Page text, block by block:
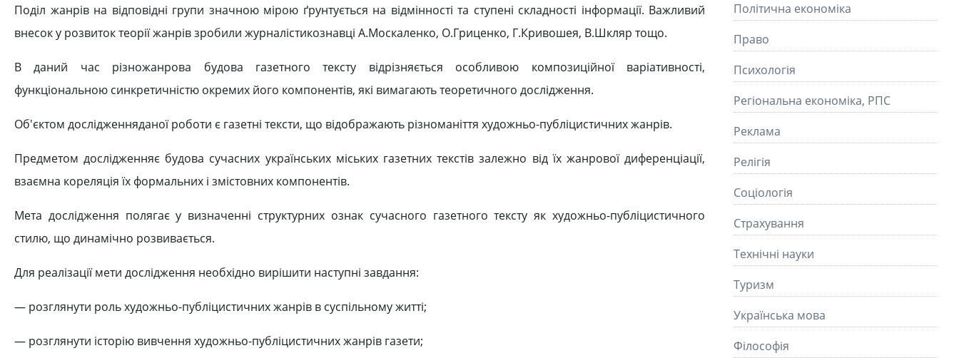
Поділ жанрів на відповідні групи значною мірою ґрунтується на відмінності та ступені складності інформації. Важливий
внесок у розвиток теорії жанрів зробили журналістикознавці А.Москаленко, О.Гриценко, Г.Кривошея, В.Шкляр тощо.
В даний час різножанрова будова газетного тексту відрізняється особливою композиційної варіативності,
функціональною синкретичністю окремих його компонентів, які вимагають теоретичного дослідження.
Об'єктом дослідженняданої роботи є газетні тексти, що відображають різноманіття художньо-публіцистичних жанрів.
Предметом дослідженняє будова сучасних українських міських газетних текстів залежно від їх жанрової диференціації,
взаємна кореляція їх формальних і змістовних компонентів.
Мета дослідження полягає у визначенні структурних ознак сучасного газетного тексту як художньо-публіцистичного
стилю, що динамічно розвивається.
Для реалізації мети дослідження необхідно вирішити наступні завдання:
― розглянути роль художньо-публіцистичних жанрів в суспільному житті;
― розглянути історію вивчення художньо-публіцистичних жанрів газети;
Політична економіка
Право
Психологія
Регіональна економіка, РПС
Реклама
Релігія
Соціологія
Страхування
Технічні науки
Туризм
Українська мова
Філософія